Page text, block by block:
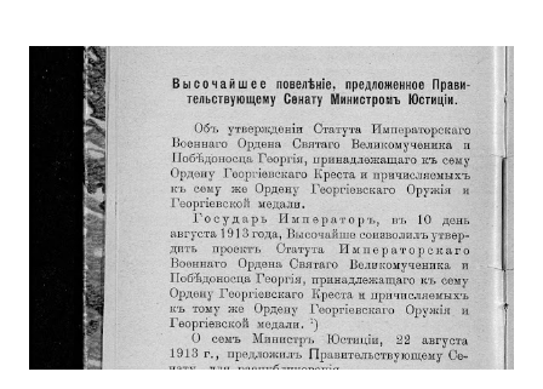
Дунковицы, командуя полусотней, выбил противника из
укрепленной позиции, где и был ранен. [II-6482, III-28528]
1014 - 1015 Фамилия не установлена. 1016 ШВОРНЕВ Иван
Семенович — ст. унтер-офицер. За отличия, оказанные в
делах против неприятеля. На 1916 год был ст. унтер-
офицером 281 пех. запасного батальона, при нахождении
на излечении в 19 Пятигорском лазарете ВЗС. [IV-210717]
1017 - 1019 Фамилия не установлена. 1020 ШИШКИН
Николай Семенович — 243 пех. Холмский полк, 13 ...